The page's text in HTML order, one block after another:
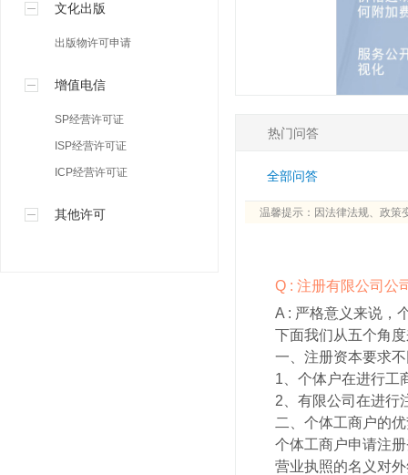
热门问答
全部问答
温馨提示：因法律法规、政策
Q : 注册有限公司公
A : 严格意义来说，
下面我们从五个角
一、注册资本要求
1、个体户在进行工
2、有限公司在进行
二、个体工商户的
个体工商户申请注
营业执照的名义对
文化出版
出版物许可申请
增值电信
SP经营许可证
ISP经营许可证
ICP经营许可证
其他许可